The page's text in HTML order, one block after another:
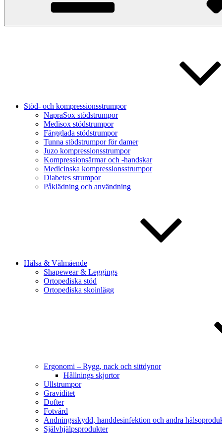
Stöd- och kompressionsstrumpor
NapraSox stödstrumpor
Medisox stödstrumpor
Färgglada stödstrumpor
Tunna stödstrumpor för damer
Juzo kompressionsstrumpor
Kompressionsärmar och -handskar
Medicinska kompressionsstrumpor
Diabetes strumpor
Påklädning och användning
Hälsa & Välmående
Shapewear & Leggings
Ortopediska stöd
Ortopediska skoinlägg
Ergonomi – Rygg, nack och sittdynor
Hållnings skjortor
Ullstrumpor
Graviditet
Dofter
Fotvård
Andningsskydd, handdesinfektion och andra
Självhjälpsprodukter